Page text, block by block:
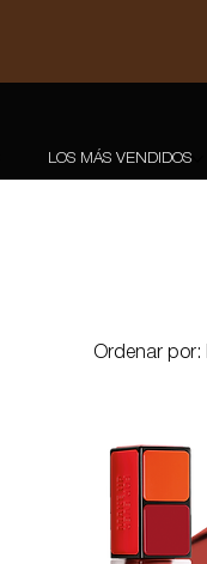
LOS MÁS VENDIDOS
Ordenar por: